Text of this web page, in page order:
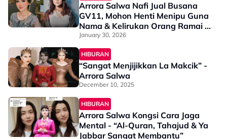
Arrora Salwa Nafi Jual Busana
GV11, Mohon Henti Menipu Guna
Nama & Kelirukan Orang Ramai -
“Macam Mana Eh Claimed Jual
Baju Sedangkan...”
January 30, 2026
HIBURAN
“Sangat Menjijikkan La Makcik” -
Arrora Salwa
December 10, 2025
HIBURAN
Arrora Salwa Kongsi Cara Jaga
Mental - “Al-Quran, Tahajud & Ya
Jabbar Sangat Membantu”